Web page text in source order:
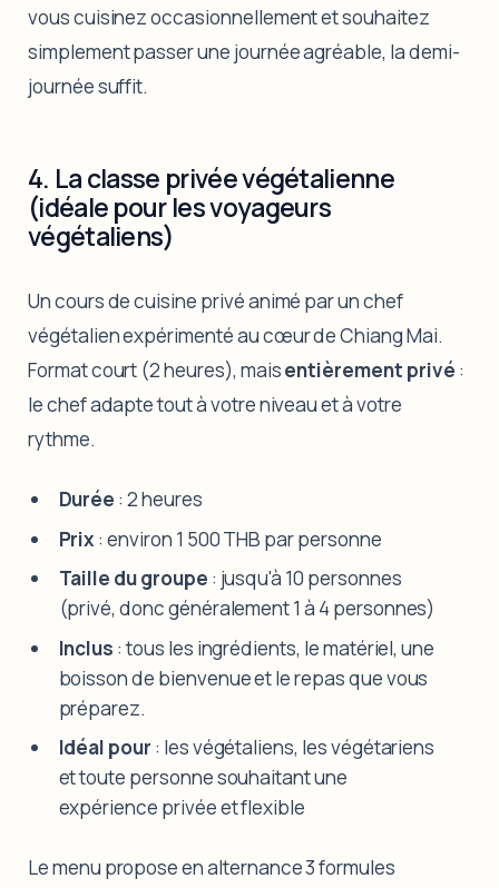
vous cuisinez occasionnellement et souhaitez
simplement passer une journée agréable, la demi-
journée suffit.
4. La classe privée végétalienne
(idéale pour les voyageurs
végétaliens)
Un cours de cuisine privé animé par un chef
végétalien expérimenté au cœur de Chiang Mai.
Format court (2 heures), maisentièrement privé :
le chef adapte tout à votre niveau et à votre
rythme.
Durée : 2 heures
Prix : environ 1 500 THB par personne
Taille du groupe : jusqu'à 10 personnes
(privé, donc généralement 1 à 4 personnes)
Inclus : tous les ingrédients, le matériel, une
boisson de bienvenue et le repas que vous
préparez.
Idéal pour : les végétaliens, les végétariens
et toute personne souhaitant une
expérience privée et flexible
Le menu propose en alternance 3 formules